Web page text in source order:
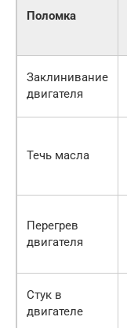
Поломка
Заклинивание
двигателя
Течь масла
Перегрев
двигателя
Стук в
двигателе